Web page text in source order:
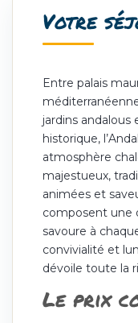
Votre
Entre palais
jardins andalous
historique,
atmosphère
majestueux,
animées et
composent une
savoure à
convivialité et
dévoile toute la
Le prix